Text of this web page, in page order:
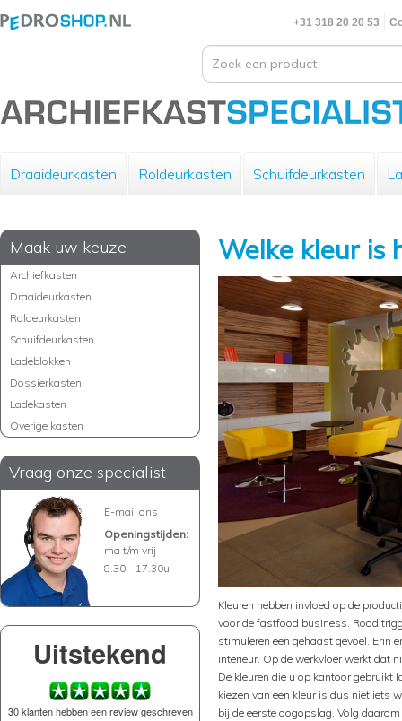
+31 318 20 20 53
Draaideurkasten Roldeurkasten Schuifdeurkasten
Maak uw keuze
Archiefkasten
Draaideurkasten
Roldeurkasten
Schuifdeurkasten
Ladeblokken
Dossierkasten
Ladekasten
Overige kasten
Vraag onze specialist
E-mail ons
Openingstijden:
ma t/m vrij
8.30 - 17.30u
Uitstekend
30 klanten hebben een review geschreven
Welke kleur is
Kleuren hebben invloed op de
voor de fastfood business. Rood
stimuleren een gehaast gevoel. Erin
interieur. Op de werkvloer werkt dat
De kleuren die u op kantoor
kiezen van een kleur is dus niet iets
bij de eerste oogopslag. Volg